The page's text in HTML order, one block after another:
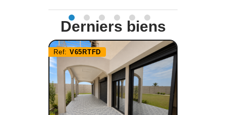
Derniers biens
Ref: V65RTFD